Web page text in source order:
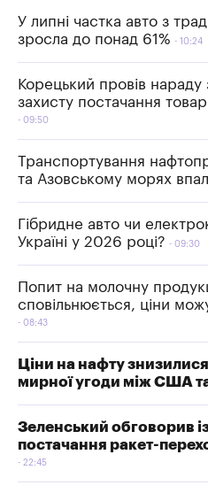
У липні частка авто з
зросла до понад 61%
10:24
Корецький провів
захисту постачання
09:50
Транспортування
та Азовському морях
Гібридне авто чи
Україні у 2026 році?
09:30
Попит на молочну
сповільнюється, ціни
08:43
Ціни на нафту
мирної угоди між США
Зеленський обговорив
постачання ракет-
22:45